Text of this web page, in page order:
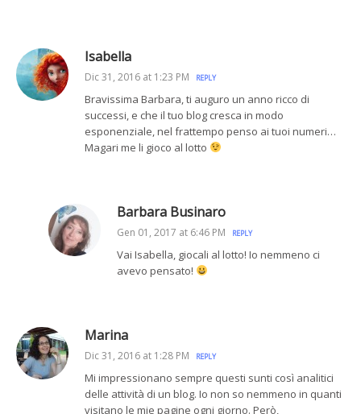
Isabella
Dic 31, 2016 at 1:23 PM REPLY
Bravissima Barbara, ti auguro un anno ricco di
successi, e che il tuo blog cresca in modo
esponenziale, nel frattempo penso ai tuoi numeri…
Magari me li gioco al lotto
Barbara Businaro
Gen 01, 2017 at 6:46 PM REPLY
Vai Isabella, giocali al lotto! Io nemmeno ci
avevo pensato!
Marina
Dic 31, 2016 at 1:28 PM REPLY
Mi impressionano sempre questi sunti così analitici
delle attività di un blog. Io non so nemmeno in quanti
visitano le mie pagine ogni giorno. Però,